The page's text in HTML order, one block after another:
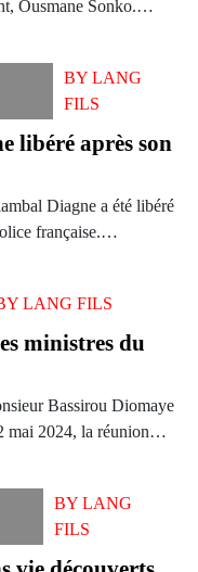
Ousmane Sonko.…
BYLANG
FILS
libéré après son
Diagne a été libéré
française.…
LANG FILS
ministres du
Bassirou Diomaye
mai 2024, la réunion…
BYLANG
FILS